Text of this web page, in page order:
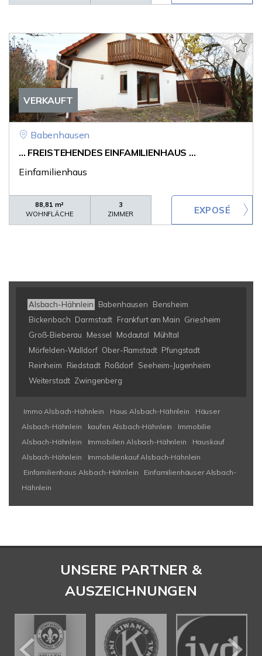
VERKAUFT
Babenhausen
... FREISTEHENDES EINFAMILIENHAUS ...
Einfamilienhaus
88,81 m²
WOHNFLÄCHE
3
ZIMMER
Alsbach-Hähnlein Babenhausen
Bensheim
Bickenbach Darmstadt Frankfurt am Main Griesheim
Groß-Bieberau
Messel Modautal
Mühltal
Mörfelden-Walldorf Ober-Ramstadt Pfungstadt
Reinheim
Riedstadt Roßdorf Seeheim-Jugenheim
Weiterstadt Zwingenberg
Immo Alsbach-Hähnlein Haus Alsbach-Hähnlein
Häuser
Alsbach-Hähnlein
kaufen Alsbach-Hähnlein
Immobilie
Alsbach-Hähnlein
Immobilien Alsbach-Hähnlein
Hauskauf
Alsbach-Hähnlein
Immobilienkauf Alsbach-Hähnlein
Einfamilienhaus Alsbach-Hähnlein
Einfamilienhäuser Alsbach-
Hähnlein
UNSERE PARTNER &
AUSZEICHNUNGEN